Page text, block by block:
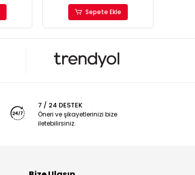
Sepete Ekle
7 / 24 DESTEK
Öneri ve şikayetlerinizi bize
iletebilirsiniz.